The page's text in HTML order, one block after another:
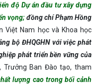
độ Dự án đầu tư xây dựng
vọng;đồng chíPhạm Hồng
Việt Nam học và Khoa học
bộ ĐHQGHN với việc phát
phát triển bền vững của
Trưởng Ban Đào tạo, tham
lượng cao trong bối cảnh